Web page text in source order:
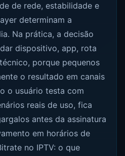
de rede, estabilidade e
determinam a
Na prática, a decisão
dispositivo, app, rota
porque pequenos
o resultado em canais
o usuário testa com
reais de uso, fica
antes da assinatura
em horários de
no IPTV: o que